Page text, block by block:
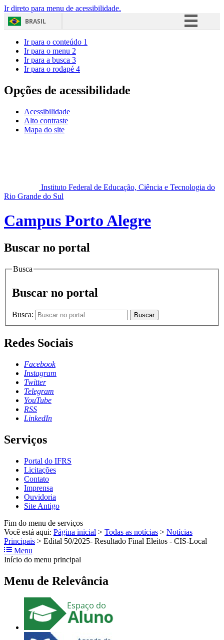
Ir direto para menu de acessibilidade.
BRASIL
Acesso à informação
Ir para o conteúdo 1
Ir para o menu 2
Ir para a busca 3
Ir para o rodapé 4
Opções de acessibilidade
Acessibilidade
Alto contraste
Mapa do site
Instituto Federal de Educação, Ciência e Tecnologia do
Rio Grande do Sul
Campus Porto Alegre
Buscar no portal
Busca
Buscar no portal
Busca: Buscar
Redes Sociais
Facebook
Instagram
Twitter
Telegram
YouTube
RSS
LinkedIn
Serviços
Portal do IFRS
Licitações
Contato
Imprensa
Ouvidoria
Site Antigo
Fim do menu de serviços
Você está aqui: Página inicial > Todas as notícias > Notícias
Principais > Edital 50/2025- Resultado Final Eleitos - CIS-Local
Menu
Início do menu principal
Menu de Relevância